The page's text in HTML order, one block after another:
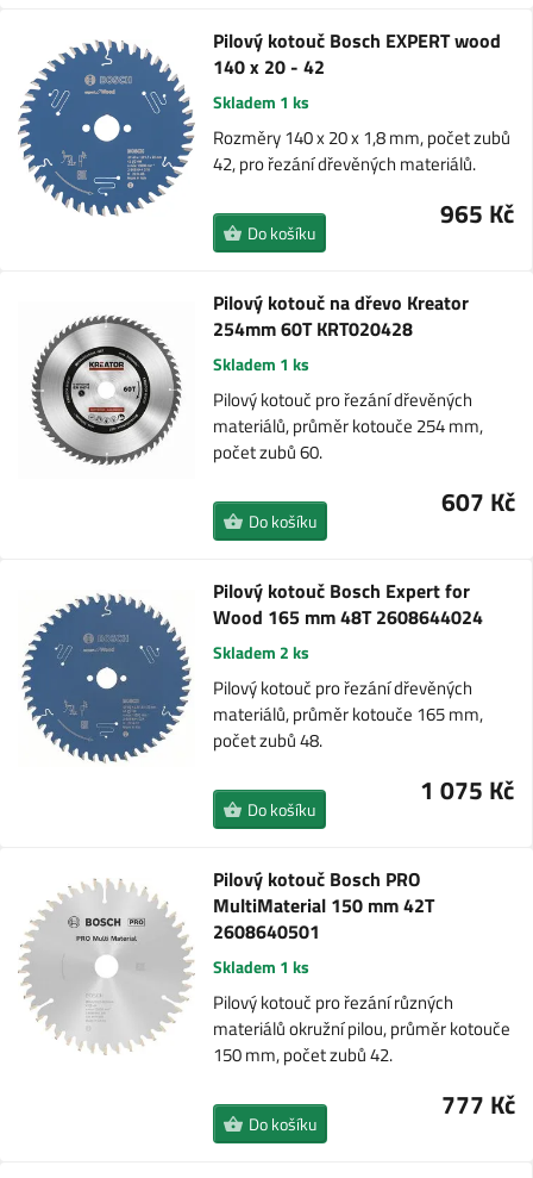
Pilový kotouč Bosch EXPERT wood
140 x 20 - 42
Skladem 1 ks
Rozměry 140 x 20 x 1,8 mm, počet zubů
42, pro řezání dřevěných materiálů.
965 Kč
Do košíku
Pilový kotouč na dřevo Kreator
254mm 60T KRT020428
Skladem 1 ks
Pilový kotouč pro řezání dřevěných
materiálů, průměr kotouče 254 mm,
počet zubů 60.
607 Kč
Do košíku
Pilový kotouč Bosch Expert for
Wood 165 mm 48T 2608644024
Skladem 2 ks
Pilový kotouč pro řezání dřevěných
materiálů, průměr kotouče 165 mm,
počet zubů 48.
1 075 Kč
Do košíku
Pilový kotouč Bosch PRO
MultiMaterial 150 mm 42T
2608640501
Skladem 1 ks
Pilový kotouč pro řezání různých
materiálů okružní pilou, průměr kotouče
150 mm, počet zubů 42.
777 Kč
Do košíku